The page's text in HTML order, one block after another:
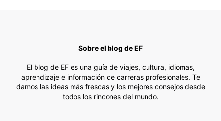
Sobre el blog de EF
El blog de EF es una guía de viajes, cultura, idiomas,
aprendizaje e información de carreras profesionales. Te
damos las ideas más frescas y los mejores consejos desde
todos los rincones del mundo.